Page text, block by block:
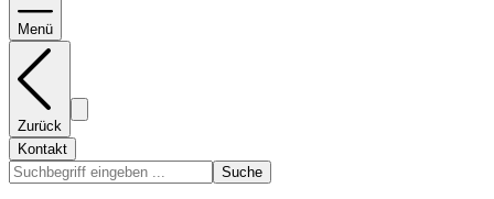
Menü
Zurück
Kontakt
Suche